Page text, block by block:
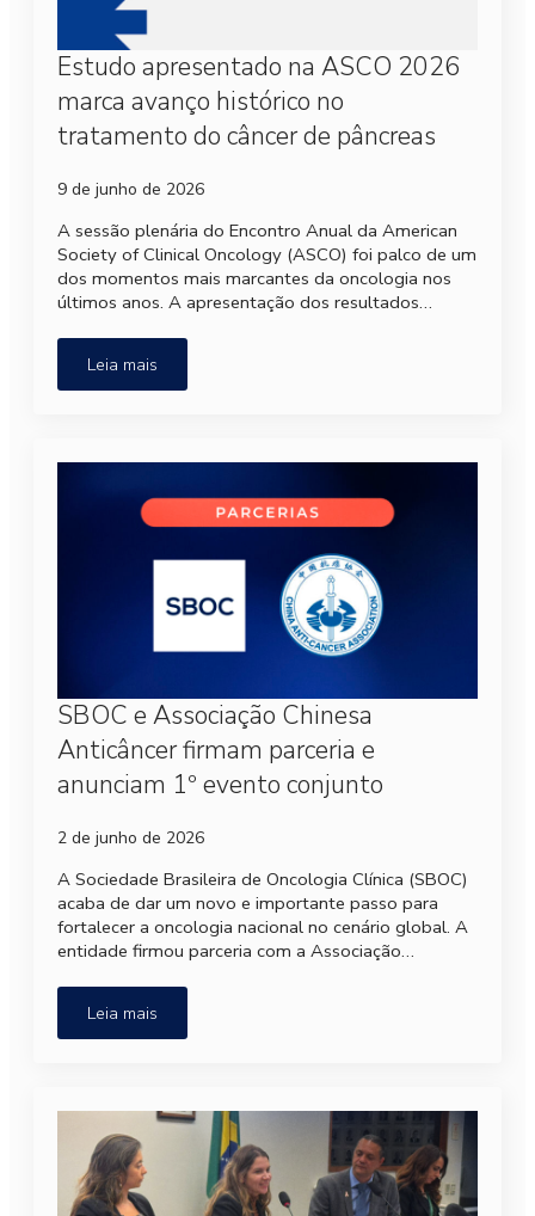
Estudo apresentado na ASCO 2026
marca avanço histórico no
tratamento do câncer de pâncreas
9 de junho de 2026
A sessão plenária do Encontro Anual da American
Society of Clinical Oncology (ASCO) foi palco de um
dos momentos mais marcantes da oncologia nos
últimos anos. A apresentação dos resultados…
Leia mais
SBOC e Associação Chinesa
Anticâncer firmam parceria e
anunciam 1º evento conjunto
2 de junho de 2026
A Sociedade Brasileira de Oncologia Clínica (SBOC)
acaba de dar um novo e importante passo para
fortalecer a oncologia nacional no cenário global. A
entidade firmou parceria com a Associação…
Leia mais